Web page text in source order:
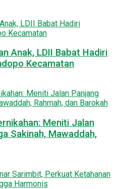
Anak, LDII Babat Hadiri
Kecamatan
Meniti Jalan
Sakinah, Mawaddah,